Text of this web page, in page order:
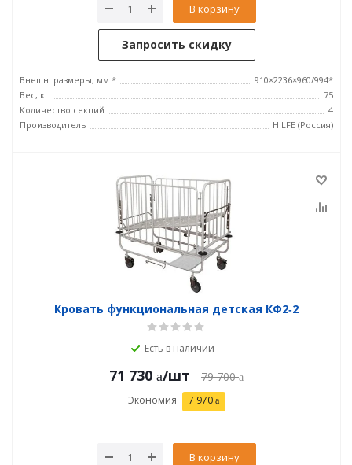
В корзину
Запросить скидку
Внешн. размеры, мм *
910×2236×960/994*
Вес, кг
75
Количество секций
4
Производитель
HILFE (Россия)
Кровать функциональная детская КФ2‑2
Есть в наличии
71 730 /шт 79 700
Экономия 7 970
В корзину